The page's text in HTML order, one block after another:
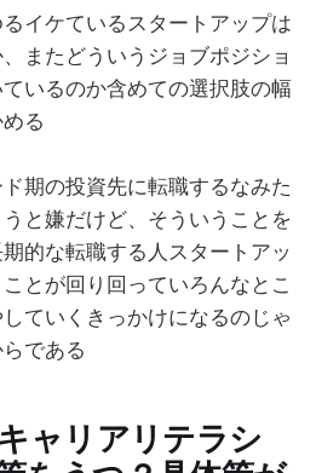
イケているスタートアップは
またどういうジョブポジショ
いるのか含めての選択肢の幅
る
期の投資先に転職するなみた
と嫌だけど、そういうことを
的な転職する人スタートアッ
とが回り回っていろんなとこ
ていくきっかけになるのじゃ
である
ャリアリテラシ